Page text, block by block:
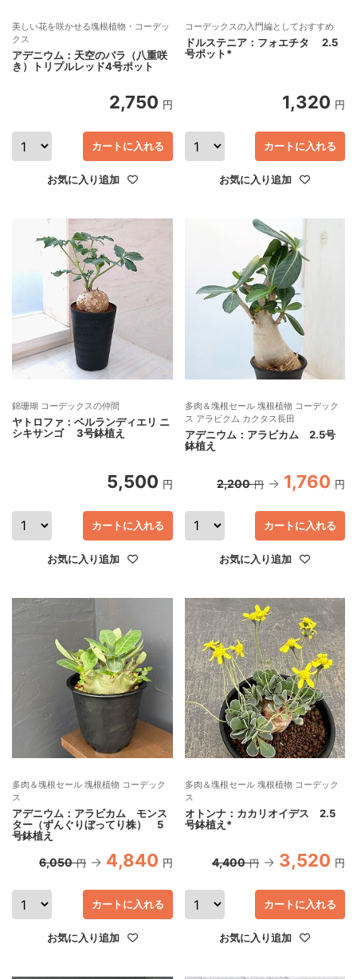
美しい花を咲かせる塊根植物・コーデッ
クス
アデニウム：天空のバラ（八重咲
き）トリプルレッド4号ポット
2,750 円
カートに入れる
お気に入り追加
コーデックスの入門編としておすすめ
ドルステニア：フォエチタ 2.5
号ポット*
1,320 円
カートに入れる
お気に入り追加
錦珊瑚 コーデックスの仲間
ヤトロファ：ベルランディエリ ニ
シキサンゴ 3号鉢植え
5,500 円
カートに入れる
お気に入り追加
多肉＆塊根セール 塊根植物 コーデック
ス アラビクム カクタス長田
アデニウム：アラビカム 2.5号
鉢植え
2,200 円 1,760 円
カートに入れる
お気に入り追加
多肉＆塊根セール 塊根植物 コーデック
ス
アデニウム：アラビカム モンス
ター（ずんぐりぼってり株） 5
号鉢植え
6,050 円 4,840 円
カートに入れる
お気に入り追加
多肉＆塊根セール 塊根植物 コーデック
ス
オトンナ：カカリオイデス 2.5
号鉢植え*
4,400 円 3,520 円
カートに入れる
お気に入り追加